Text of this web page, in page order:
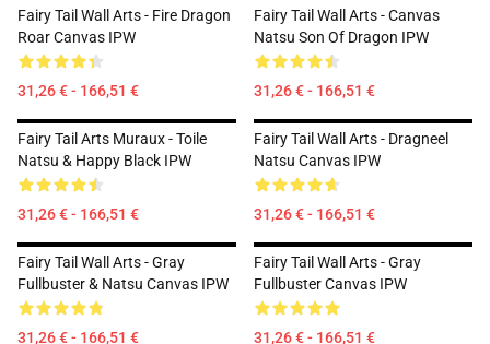
Fairy Tail Wall Arts - Fire Dragon
Roar Canvas IPW
31,26 € - 166,51 €
Fairy Tail Wall Arts - Canvas
Natsu Son Of Dragon IPW
31,26 € - 166,51 €
Fairy Tail Arts Muraux - Toile
Natsu & Happy Black IPW
31,26 € - 166,51 €
Fairy Tail Wall Arts - Dragneel
Natsu Canvas IPW
31,26 € - 166,51 €
Fairy Tail Wall Arts - Gray
Fullbuster & Natsu Canvas IPW
31,26 € - 166,51 €
Fairy Tail Wall Arts - Gray
Fullbuster Canvas IPW
31,26 € - 166,51 €